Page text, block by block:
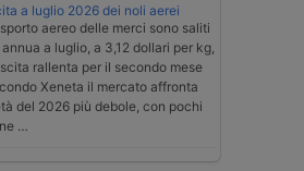
a luglio 2026 dei noli aerei
aereo delle merci sono saliti
a luglio, a 3,12 dollari per kg,
rallenta per il secondo mese
Xeneta il mercato affronta
del 2026 più debole, con pochi
…